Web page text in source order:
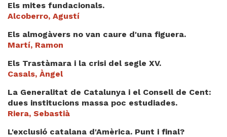
Els mites fundacionals.
Alcoberro, Agustí
Els almogàvers no van caure d'una figuera.
Martí, Ramon
Els Trastàmara i la crisi del segle XV.
Casals, Àngel
La Generalitat de Catalunya i el Consell de Cent:
dues institucions massa poc estudiades.
Riera, Sebastià
L'exclusió catalana d'Amèrica. Punt i final?